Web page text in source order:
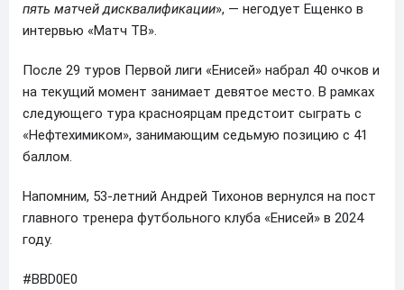
пять матчей дисквалификации», — негодует Ещенко в
интервью «Матч ТВ».
После 29 туров Первой лиги «Енисей» набрал 40 очков и
на текущий момент занимает девятое место. В рамках
следующего тура красноярцам предстоит сыграть с
«Нефтехимиком», занимающим седьмую позицию с 41
баллом.
Напомним, 53-летний Андрей Тихонов вернулся на пост
главного тренера футбольного клуба «Енисей» в 2024
году.
#BBD0E0